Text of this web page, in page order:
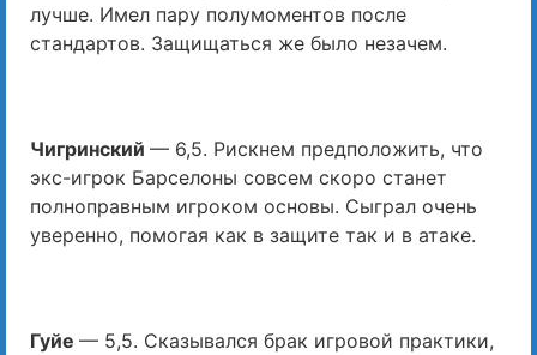
лучше. Имел пару полумоментов после
стандартов. Защищаться же было незачем.
Чигринский — 6,5. Рискнем предположить, что
экс-игрок Барселоны совсем скоро станет
полноправным игроком основы. Сыграл очень
уверенно, помогая как в защите так и в атаке.
Гуйе — 5,5. Сказывался брак игровой практики,